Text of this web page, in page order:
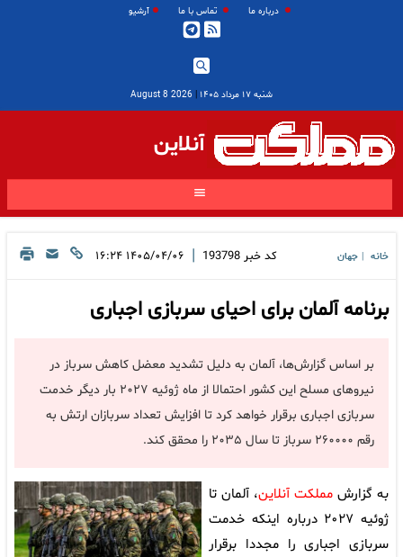
درباره ما تماس با ما آرشیو
شنبه ۱۷ مرداد ۱۴۰۵ |
2026 August 8
آنلاین
خانه جهان کد خبر 193798
| ۱۴۰۵/۰۴/۰۶ ۱۶:۲۴
برنامه آلمان برای احیای سربازی اجباری
بر اساس گزارش‌ها، آلمان به دلیل تشدید معضل کاهش سرباز در
نیروهای مسلح این کشور احتمالا از ماه ژوئیه ۲۰۲۷ بار دیگر خدمت
سربازی اجباری برقرار خواهد کرد تا افزایش تعداد سربازان ارتش به
رقم ۲۶۰۰۰۰ سرباز تا سال ۲۰۳۵ را محقق کند.
به گزارش مملکت آنلاین،‌ آلمان تا
ژوئیه ۲۰۲۷ درباره اینکه خدمت
سربازی اجباری را مجددا برقرار